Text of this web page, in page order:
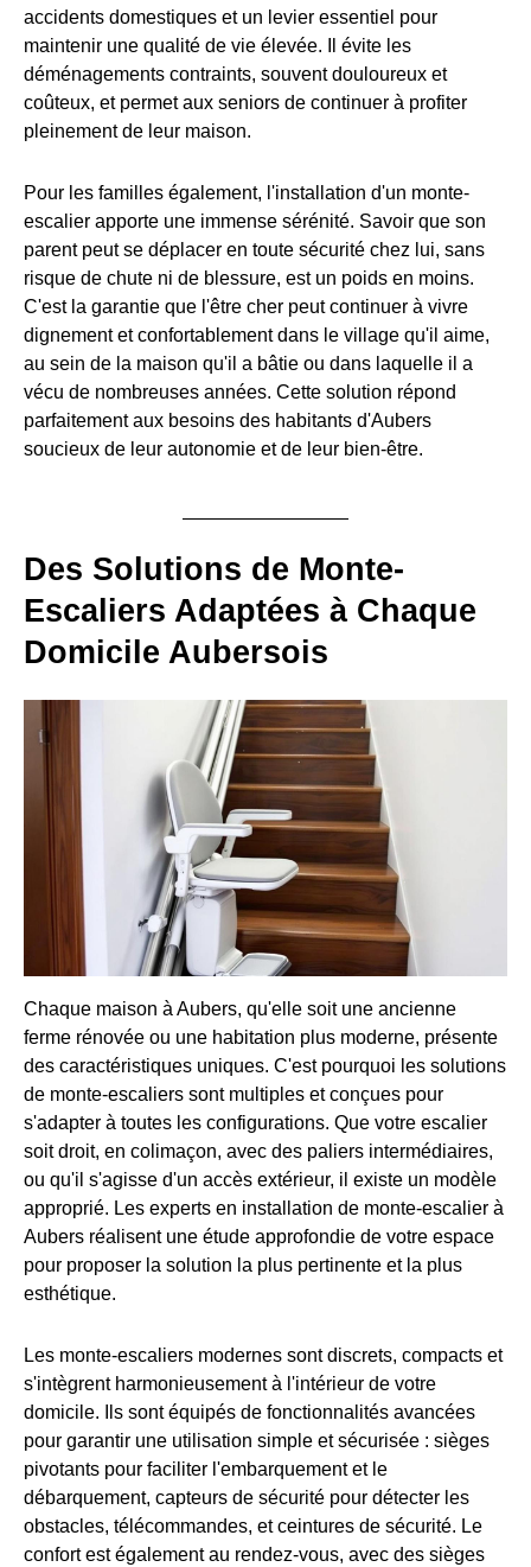
accidents domestiques et un levier essentiel pour
maintenir une qualité de vie élevée. Il évite les
déménagements contraints, souvent douloureux et
coûteux, et permet aux seniors de continuer à profiter
pleinement de leur maison.
Pour les familles également, l'installation d'un monte-
escalier apporte une immense sérénité. Savoir que son
parent peut se déplacer en toute sécurité chez lui, sans
risque de chute ni de blessure, est un poids en moins.
C'est la garantie que l'être cher peut continuer à vivre
dignement et confortablement dans le village qu'il aime,
au sein de la maison qu'il a bâtie ou dans laquelle il a
vécu de nombreuses années. Cette solution répond
parfaitement aux besoins des habitants d'Aubers
soucieux de leur autonomie et de leur bien-être.
Des Solutions de Monte-
Escaliers Adaptées à Chaque
Domicile Aubersois
Chaque maison à Aubers, qu'elle soit une ancienne
ferme rénovée ou une habitation plus moderne, présente
des caractéristiques uniques. C'est pourquoi les solutions
de monte-escaliers sont multiples et conçues pour
s'adapter à toutes les configurations. Que votre escalier
soit droit, en colimaçon, avec des paliers intermédiaires,
ou qu'il s'agisse d'un accès extérieur, il existe un modèle
approprié. Les experts en installation de monte-escalier à
Aubers réalisent une étude approfondie de votre espace
pour proposer la solution la plus pertinente et la plus
esthétique.
Les monte-escaliers modernes sont discrets, compacts et
s'intègrent harmonieusement à l'intérieur de votre
domicile. Ils sont équipés de fonctionnalités avancées
pour garantir une utilisation simple et sécurisée : sièges
pivotants pour faciliter l'embarquement et le
débarquement, capteurs de sécurité pour détecter les
obstacles, télécommandes, et ceintures de sécurité. Le
confort est également au rendez-vous, avec des sièges